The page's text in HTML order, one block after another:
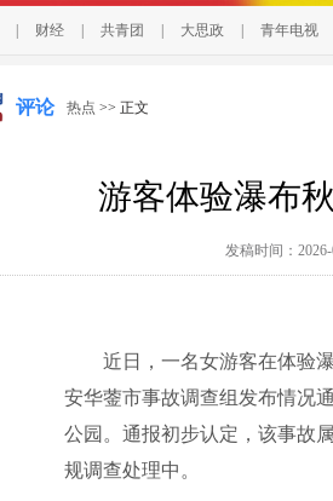
财经 共青团 大思政 青年电视
评论 热点 >> 正文
游客体验瀑布
发稿时间：
近日，一名女游客在体验瀑
安华蓥市事故调查组发布情况
公园。通报初步认定，该事故
规调查处理中。